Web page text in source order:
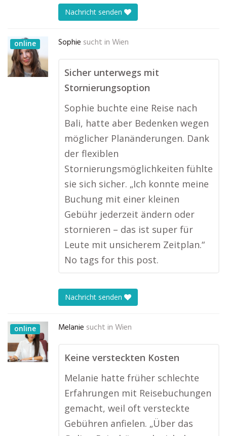
Nachricht senden
online Sophie sucht in Wien
Sicher unterwegs mit
Stornierungsoption
Sophie buchte eine Reise nach
Bali, hatte aber Bedenken wegen
möglicher Planänderungen. Dank
der flexiblen
Stornierungsmöglichkeiten fühlte
sie sich sicher. „Ich konnte meine
Buchung mit einer kleinen
Gebühr jederzeit ändern oder
stornieren – das ist super für
Leute mit unsicherem Zeitplan.“
No tags for this post.
Nachricht senden
online Melanie sucht in Wien
Keine versteckten Kosten
Melanie hatte früher schlechte
Erfahrungen mit Reisebuchungen
gemacht, weil oft versteckte
Gebühren anfielen. „Über das